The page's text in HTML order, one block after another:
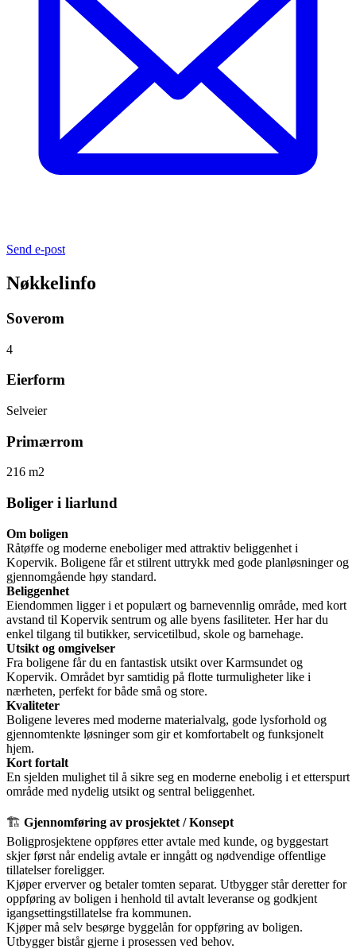
Send e-post
Nøkkelinfo
Soverom
4
Eierform
Selveier
Primærrom
216 m2
Boliger i liarlund
Om boligen
Råtøffe og moderne eneboliger med attraktiv beliggenhet i
Kopervik. Boligene får et stilrent uttrykk med gode planløsninger og
gjennomgående høy standard.
Beliggenhet
Eiendommen ligger i et populært og barnevennlig område, med kort
avstand til Kopervik sentrum og alle byens fasiliteter. Her har du
enkel tilgang til butikker, servicetilbud, skole og barnehage.
Utsikt og omgivelser
Fra boligene får du en fantastisk utsikt over Karmsundet og
Kopervik. Området byr samtidig på flotte turmuligheter like i
nærheten, perfekt for både små og store.
Kvaliteter
Boligene leveres med moderne materialvalg, gode lysforhold og
gjennomtenkte løsninger som gir et komfortabelt og funksjonelt
hjem.
Kort fortalt
En sjelden mulighet til å sikre seg en moderne enebolig i et etterspurt
område med nydelig utsikt og sentral beliggenhet.
🏗️ Gjennomføring av prosjektet / Konsept
Boligprosjektene oppføres etter avtale med kunde, og byggestart
skjer først når endelig avtale er inngått og nødvendige offentlige
tillatelser foreligger.
Kjøper erverver og betaler tomten separat. Utbygger står deretter for
oppføring av boligen i henhold til avtalt leveranse og godkjent
igangsettingstillatelse fra kommunen.
Kjøper må selv besørge byggelån for oppføring av boligen.
Utbygger bistår gjerne i prosessen ved behov.